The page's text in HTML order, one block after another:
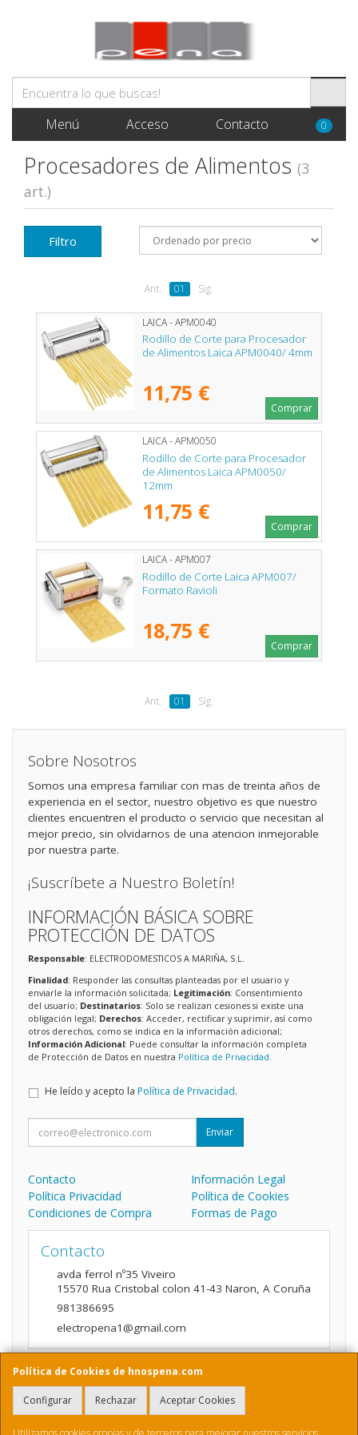
Menú Acceso Contacto 0
Procesadores de Alimentos (3
art.)
Filtro
Ant. 01 Sig.
LAICA - APM0040
Rodillo de Corte para Procesador
de Alimentos Laica APM0040/ 4mm
11,75 €
Comprar
LAICA - APM0050
Rodillo de Corte para Procesador
de Alimentos Laica APM0050/
12mm
11,75 €
Comprar
LAICA - APM007
Rodillo de Corte Laica APM007/
Formato Ravioli
18,75 €
Comprar
Ant. 01 Sig.
Política de Cookies de hnospena.com
Configurar Rechazar Aceptar Cookies
Sobre Nosotros
Somos una empresa familiar con mas de treinta años de
experiencia en el sector, nuestro objetivo es que nuestro
clientes encuentren el producto o servicio que necesitan al
mejor precio, sin olvidarnos de una atencion inmejorable
por nuestra parte.
¡Suscríbete a Nuestro Boletín!
INFORMACIÓN BÁSICA SOBRE
PROTECCIÓN DE DATOS
Responsable: ELECTRODOMESTICOS A MARIÑA, S.L.
Finalidad: Responder las consultas planteadas por el usuario y
enviarle la información solicitada; Legitimación: Consentimiento
del usuario; Destinatarios: Solo se realizan cesiones si existe una
obligación legal; Derechos: Acceder, rectificar y suprimir, así como
otros derechos, como se indica en la información adicional;
Información Adicional: Puede consultar la información completa
de Protección de Datos en nuestra Política de Privacidad
He leído y acepto la Política de Privacidad.
Enviar
Contacto
Información Legal
Política Privacidad
Política de Cookies
Condiciones de Compra
Formas de Pago
Contacto
avda ferrol nº35 Viveiro
15570 Rua Cristobal colon 41-43 Naron, A Coruña
981386695
electropena1@gmail.com
Horario
9:00 a 14:00 y de 16:00 A 20:00